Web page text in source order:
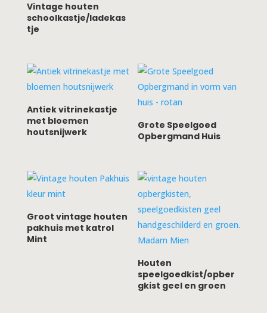
Vintage houten
schoolkastje/ladekas
tje
Antiek vitrinekastje
met bloemen
houtsnijwerk
Grote Speelgoed
Opbergmand Huis
Groot vintage houten
pakhuis met katrol
Mint
Houten
speelgoedkist/opber
gkist geel en groen